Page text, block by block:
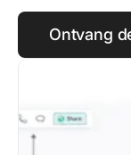
Ontvang